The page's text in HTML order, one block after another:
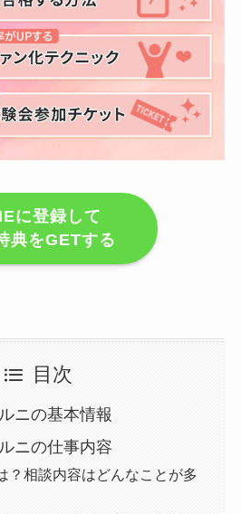
に登録して
典をGETする
目次
ニの基本情報
ニの仕事内容
？相談内容はどんなことが多